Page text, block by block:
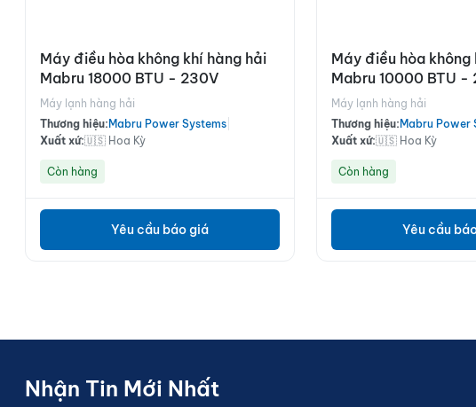
Máy điều hòa không khí hàng hải
Mabru 18000 BTU - 230V
Máy lạnh hàng hải
Thương hiệu: Mabru Power Systems
Xuất xứ:🇺🇸 Hoa Kỳ
Còn hàng
Yêu cầu báo giá
Máy điều hòa không
Mabru 10000 BTU -
Máy lạnh hàng hải
Thương hiệu: Mabru Power
Xuất xứ:🇺🇸 Hoa Kỳ
Còn hàng
Yêu cầu
Nhận Tin Mới Nhất